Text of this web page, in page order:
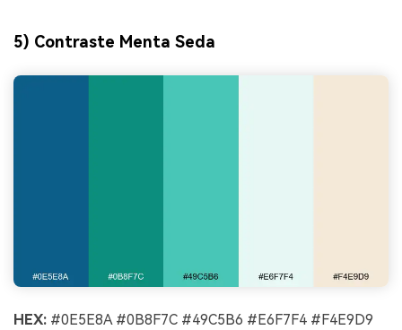
5) Contraste Menta Seda
HEX: #0E5E8A #0B8F7C #49C5B6 #E6F7F4 #F4E9D9